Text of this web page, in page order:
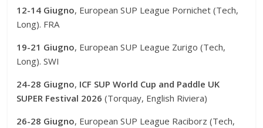
12-14 Giugno, European SUP League Pornichet (Tech,
Long). FRA
19-21 Giugno, European SUP League Zurigo (Tech,
Long). SWI
24-28 Giugno, ICF SUP World Cup and Paddle UK
SUPER Festival 2026 (Torquay, English Riviera)
26-28 Giugno, European SUP League Raciborz (Tech,